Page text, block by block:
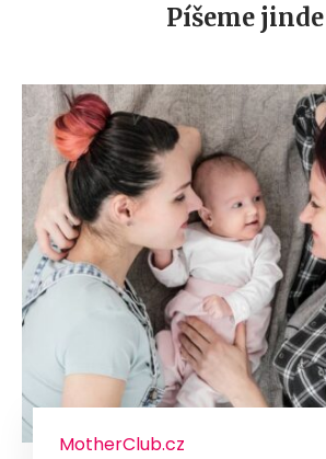
Píšeme jinde
MotherClub.cz